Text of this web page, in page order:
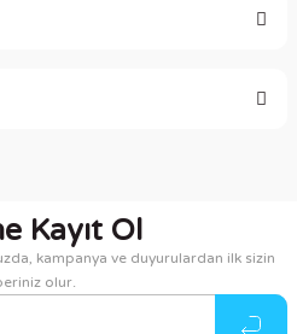
ederiz.
görüntülenemiyor.
bulunuyor.
Kayıt Ol
kampanya ve duyurulardan ilk sizin
olur.